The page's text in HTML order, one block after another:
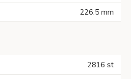
226.5 mm
2816 st